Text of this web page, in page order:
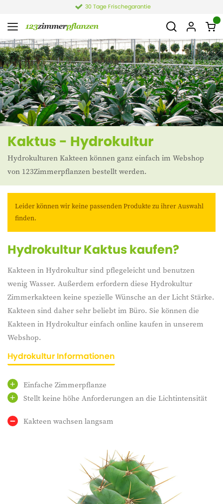
30 Tage Frischegarantie
Kaktus - Hydrokultur
Hydrokulturen Kakteen können ganz einfach im Webshop
von 123Zimmerpflanzen bestellt werden.
Leider können wir keine passenden Produkte zu ihrer Auswahl
finden.
Hydrokultur Kaktus kaufen?
Kakteen in Hydrokultur sind pflegeleicht und benutzen
wenig Wasser. Außerdem erfordern diese Hydrokultur
Zimmerkakteen keine spezielle Wünsche an der Licht Stärke.
Kakteen sind daher sehr beliebt im Büro. Sie können die
Kakteen in Hydrokultur einfach online kaufen in unserem
Webshop.
Hydrokultur Informationen
Einfache Zimmerpflanze
Stellt keine höhe Anforderungen an die Lichtintensität
Kakteen wachsen langsam